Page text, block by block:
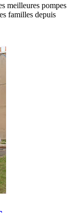
meilleures pompes
familles depuis